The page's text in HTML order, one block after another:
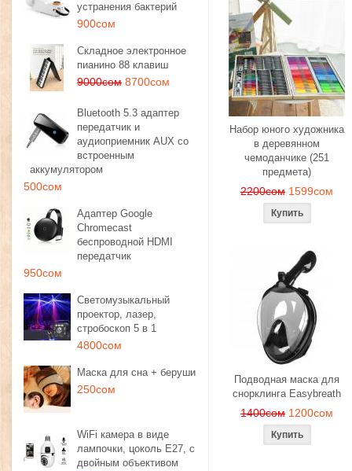
устранения бактерий
900сом
Складное электронное
пианино 88 клавиш
9000сом 8700сом
Bluetooth 5.3 адаптер
передатчик и
аудиоприемник AUX со
встроенным
аккумулятором
500сом
Адаптер Google
Chromecast
беспроводной HDMI
передатчик
950сом
Светомузыкальный
проектор, лазер,
стробоскоп 5 в 1
4800сом
Маска для сна + беруши
250сом
WiFi камера в виде
лампочки, цоколь E27, с
двойным объективом
Набор юного художника
в деревянном
чемоданчике (251
предмета)
2200сом 1599сом
Подводная маска для
снорклинга Easybreath
1400сом 1200сом